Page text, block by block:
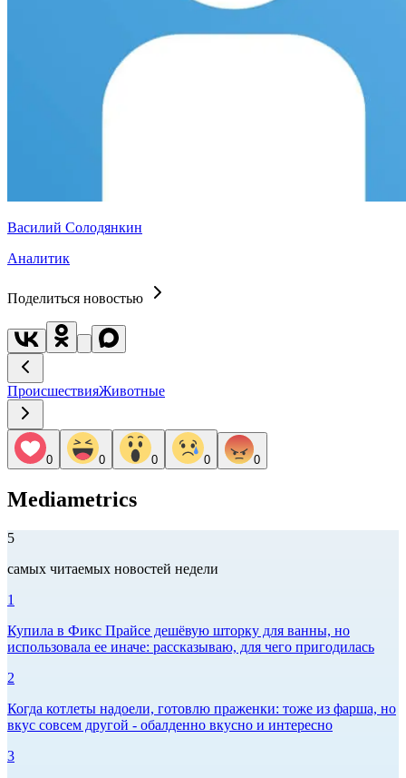
Василий Солодянкин
Аналитик
Поделиться новостью
ПроисшествияЖивотные
0 0 0 0 0
Mediametrics
5
самых читаемых новостей недели
1
Купила в Фикс Прайсе дешёвую шторку для ванны, но
использовала ее иначе: рассказываю, для чего пригодилась
2
Когда котлеты надоели, готовлю праженки: тоже из фарша, но
вкус совсем другой - обалденно вкусно и интересно
3